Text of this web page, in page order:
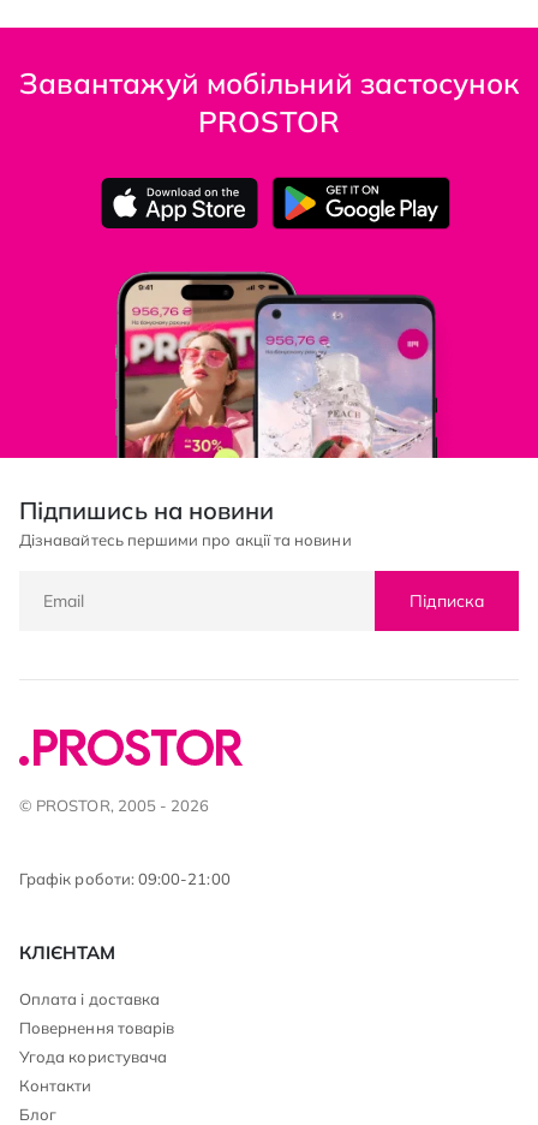
Завантажуй мобільний застосунок
PROSTOR
Підпишись на новини
Дізнавайтесь першими про акції та новини
Підписка
© PROSTOR, 2005 - 2026
Графік роботи: 09:00-21:00
КЛІЄНТАМ
Оплата і доставка
Повернення товарів
Угода користувача
Контакти
Блог